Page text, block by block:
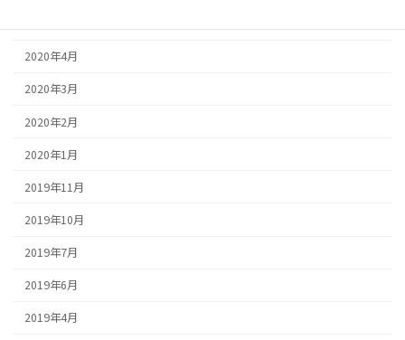
2020年4月
2020年3月
2020年2月
2020年1月
2019年11月
2019年10月
2019年7月
2019年6月
2019年4月